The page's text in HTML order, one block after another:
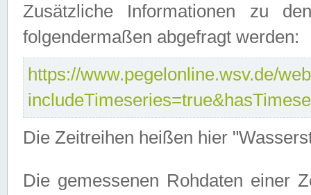
Zusätzliche Informationen zu
folgendermaßen abgefragt werden:
https://www.pegelonline.wsv.de/
Die Zeitreihen heißen hier
Die gemessenen Rohdaten einer